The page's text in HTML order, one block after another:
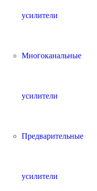
усилители
Многоканальные
усилители
Предварительные
усилители